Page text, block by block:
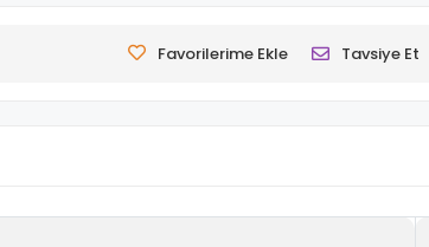
Favorilerime Ekle Tavsiye Et